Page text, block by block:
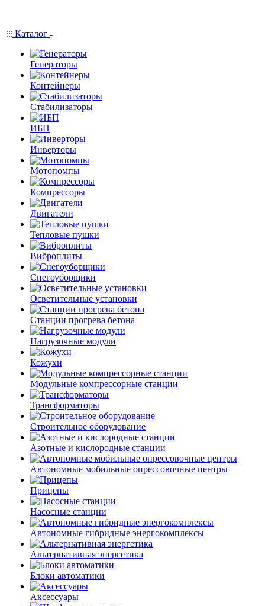
Каталог
Генераторы
Контейнеры
Стабилизаторы
ИБП
Инверторы
Мотопомпы
Компрессоры
Двигатели
Тепловые пушки
Виброплиты
Снегоуборщики
Осветительные установки
Станции прогрева бетона
Нагрузочные модули
Кожухи
Модульные компрессорные станции
Трансформаторы
Строительное оборудование
Азотные и кислородные станции
Автономные мобильные опрессовочные центры
Прицепы
Насосные станции
Автономные гибридные энергокомплексы
Альтернативная энергетика
Блоки автоматики
Аксессуары